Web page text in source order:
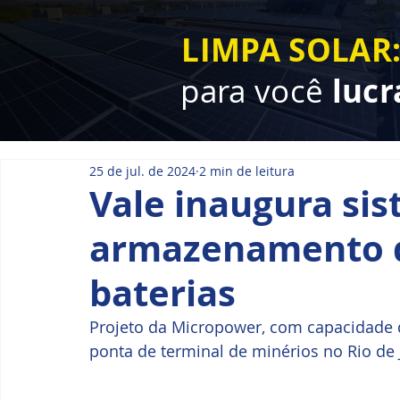
LIMPA SOLAR:
para você
Vale inaugura
armazenamento
baterias
25 de jul. de 2024 2 min de leitura
Projeto da Micropower, com
ponta de terminal de minérios no Rio de